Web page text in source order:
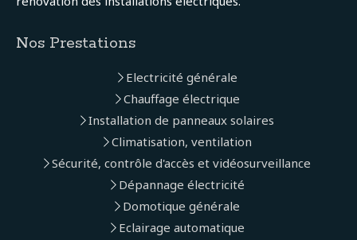
Nos Prestations
Electricité générale
Chauffage électrique
Installation de panneaux solaires
Climatisation, ventilation
Sécurité, contrôle d'accès et vidéosurveillance
Dépannage électricité
Domotique générale
Eclairage automatique